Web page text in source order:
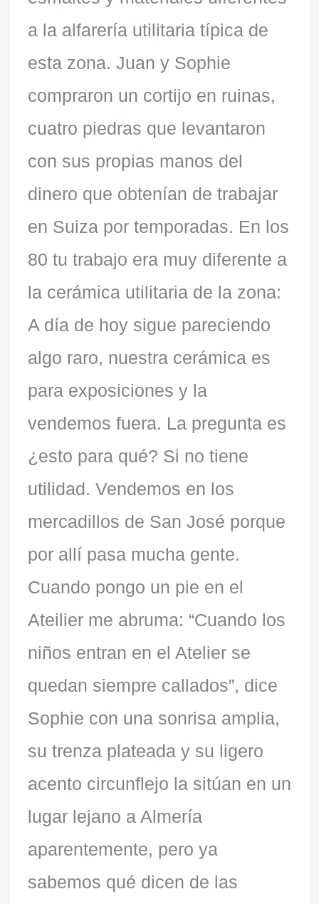
a la alfarería utilitaria típica de
esta zona. Juan y Sophie
compraron un cortijo en ruinas,
cuatro piedras que levantaron
con sus propias manos del
dinero que obtenían de trabajar
en Suiza por temporadas. En los
80 tu trabajo era muy diferente a
la cerámica utilitaria de la zona:
A día de hoy sigue pareciendo
algo raro, nuestra cerámica es
para exposiciones y la
vendemos fuera. La pregunta es
¿esto para qué? Si no tiene
utilidad. Vendemos en los
mercadillos de San José porque
por allí pasa mucha gente.
Cuando pongo un pie en el
Ateilier me abruma: “Cuando los
niños entran en el Atelier se
quedan siempre callados”, dice
Sophie con una sonrisa amplia,
su trenza plateada y su ligero
acento circunflejo la sitúan en un
lugar lejano a Almería
aparentemente, pero ya
sabemos qué dicen de las